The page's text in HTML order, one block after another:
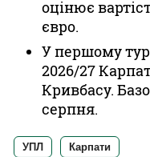
оцінює
євро.
У першому
2026/27
Кривбасу.
серпня.
УПЛ Карпати